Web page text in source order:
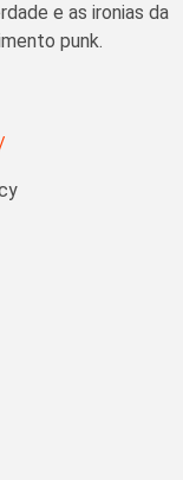
e as ironias da
punk.